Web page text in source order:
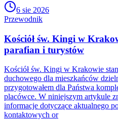
6 sie 2026
Przewodnik
Kościół św. Kingi w
parafian i turystów
Kościół św. Kingi w Krakowie
duchowego dla mieszkańców
przygotowałem dla Państwa
placówce. W niniejszym artykule
informacje dotyczące aktualnego
kontaktowych or